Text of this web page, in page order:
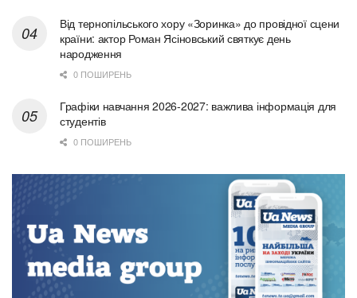
Від тернопільського хору «Зоринка» до провідної сцени
країни: актор Роман Ясіновський святкує день
народження
0 ПОШИРЕНЬ
Графіки навчання 2026-2027: важлива інформація для
студентів
0 ПОШИРЕНЬ